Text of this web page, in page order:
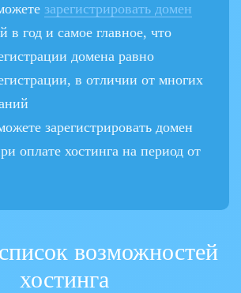
зарегистрировать домен
в год и самое главное, что
домена равно
в отличии от многих
зарегистрировать домен
оплате хостинга на период от
возможностей
хостинга